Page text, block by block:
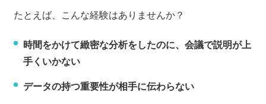
たとえば、こんな経験はありませんか？
時間をかけて緻密な分析をしたのに、会議で説明が上
手くいかない
データの持つ重要性が相手に伝わらない